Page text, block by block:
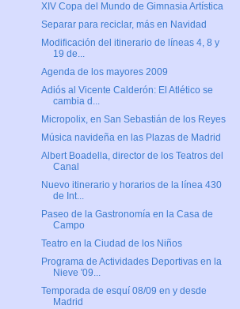
XIV Copa del Mundo de Gimnasia Artística
Separar para reciclar, más en Navidad
Modificación del itinerario de líneas 4, 8 y
19 de...
Agenda de los mayores 2009
Adiós al Vicente Calderón: El Atlético se
cambia d...
Micropolix, en San Sebastián de los Reyes
Música navideña en las Plazas de Madrid
Albert Boadella, director de los Teatros del
Canal
Nuevo itinerario y horarios de la línea 430
de Int...
Paseo de la Gastronomía en la Casa de
Campo
Teatro en la Ciudad de los Niños
Programa de Actividades Deportivas en la
Nieve '09...
Temporada de esquí 08/09 en y desde
Madrid